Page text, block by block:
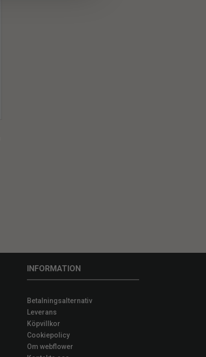
INFORMATION
Betalningsalternativ
Leverans
Köpvillkor
Cookiepolicy
Om webflower